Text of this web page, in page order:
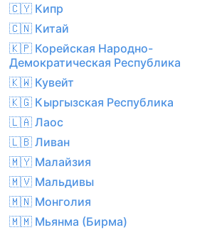
🇨🇾 Кипр
🇨🇳 Китай
🇰🇵 Корейская Народно-
Демократическая Республика
🇰🇼 Кувейт
🇰🇬 Кыргызская Республика
🇱🇦 Лаос
🇱🇧 Ливан
🇲🇾 Малайзия
🇲🇻 Мальдивы
🇲🇳 Монголия
🇲🇲 Мьянма (Бирма)